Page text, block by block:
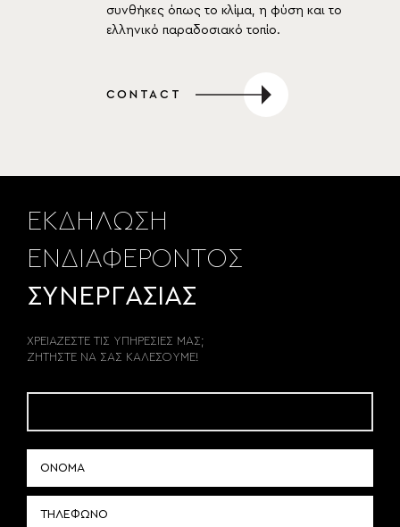
συνθήκες όπως το κλίμα, η φύση και το
ελληνικό παραδοσιακό τοπίο.
CONTACT
ΕΚΔΗΛΩΣΗ
ΕΝΔΙΑΦΕΡΟΝΤΟΣ
ΣΥΝΕΡΓΑΣΙΑΣ
ΧΡΕΙΑΖΕΣΤΕ ΤΙΣ ΥΠΗΡΕΣΙΕΣ ΜΑΣ;
ΖΗΤΗΣΤΕ ΝΑ ΣΑΣ ΚΑΛΕΣΟΥΜΕ!